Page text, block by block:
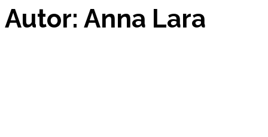
Autor: Anna Lara